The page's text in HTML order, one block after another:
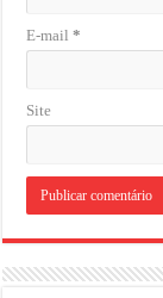
E-mail*
Site